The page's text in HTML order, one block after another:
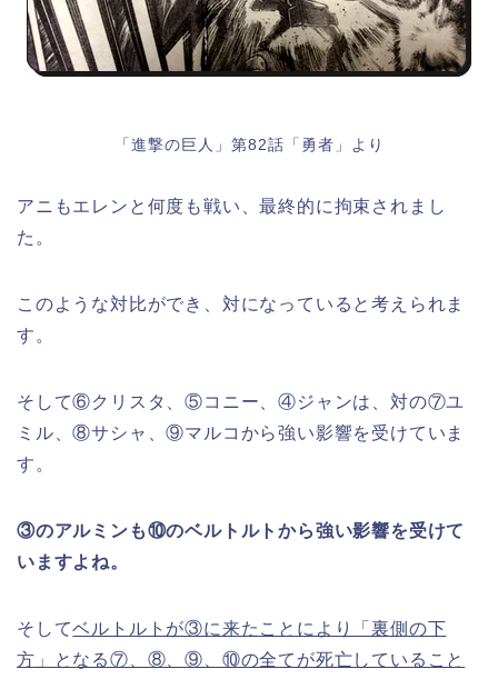
「進撃の巨人」第82話「勇者」より
アニもエレンと何度も戦い、最終的に拘束されまし
た。
このような対比ができ、対になっていると考えられま
す。
そして⑥クリスタ、⑤コニー、④ジャンは、対の⑦ユ
ミル、⑧サシャ、⑨マルコから強い影響を受けていま
す。
③のアルミンも⑩のベルトルトから強い影響を受けて
いますよね。
そしてベルトルトが③に来たことにより「裏側の下
方」となる⑦、⑧、⑨、⑩の全てが死亡していること